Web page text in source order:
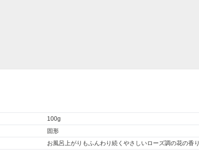
100g
固形
お風呂上がりもふんわり続くやさしいローズ調の花の香り